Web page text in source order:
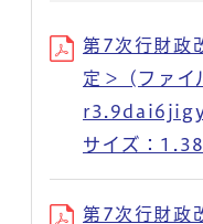
第7次行財政
定＞ (ファイ
サイズ：
第7次行財政